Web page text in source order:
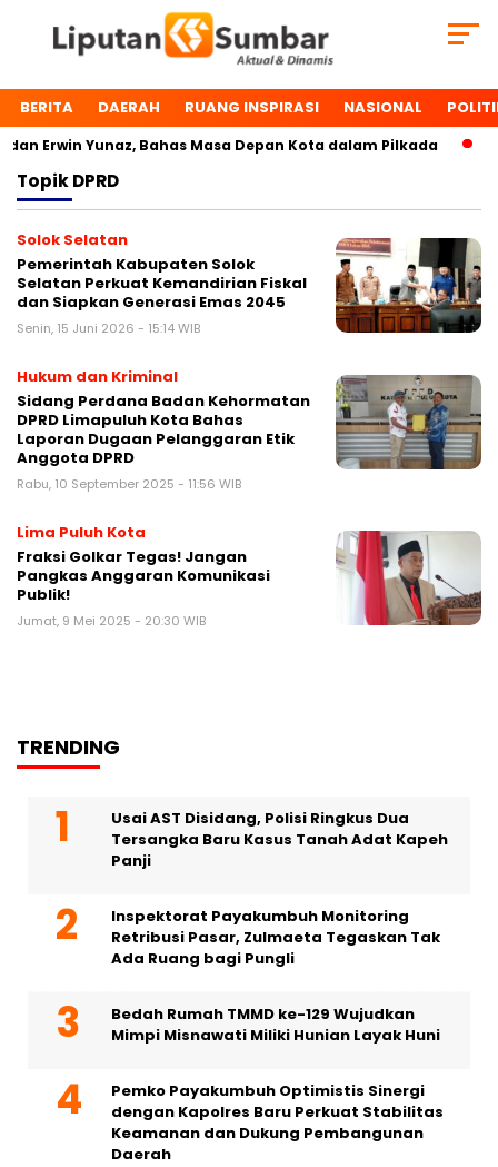
BERITA DAERAH RUANG INSPIRASI NASIONAL
Erwin Yunaz, Bahas Masa Depan Kota dalam Pilkada
TopikDPRD
Solok Selatan
Pemerintah Kabupaten Solok
Selatan Perkuat Kemandirian Fiskal
dan Siapkan Generasi Emas 2045
Senin, 15 Juni 2026 - 15:14 WIB
Hukum dan Kriminal
Sidang Perdana Badan Kehormatan
DPRD Limapuluh Kota Bahas
Laporan Dugaan Pelanggaran Etik
Anggota DPRD
Rabu, 10 September 2025 - 11:56 WIB
Lima Puluh Kota
Fraksi Golkar Tegas! Jangan
Pangkas Anggaran Komunikasi
Publik!
Jumat, 9 Mei 2025 - 20:30 WIB
TRENDING
Usai AST Disidang, Polisi Ringkus Dua
Tersangka Baru Kasus Tanah Adat Kapeh
Panji
Inspektorat Payakumbuh Monitoring
Retribusi Pasar, Zulmaeta Tegaskan Tak
Ada Ruang bagi Pungli
Bedah Rumah TMMD ke-129 Wujudkan
Mimpi Misnawati Miliki Hunian Layak Huni
Pemko Payakumbuh Optimistis Sinergi
dengan Kapolres Baru Perkuat Stabilitas
Keamanan dan Dukung Pembangunan
Daerah